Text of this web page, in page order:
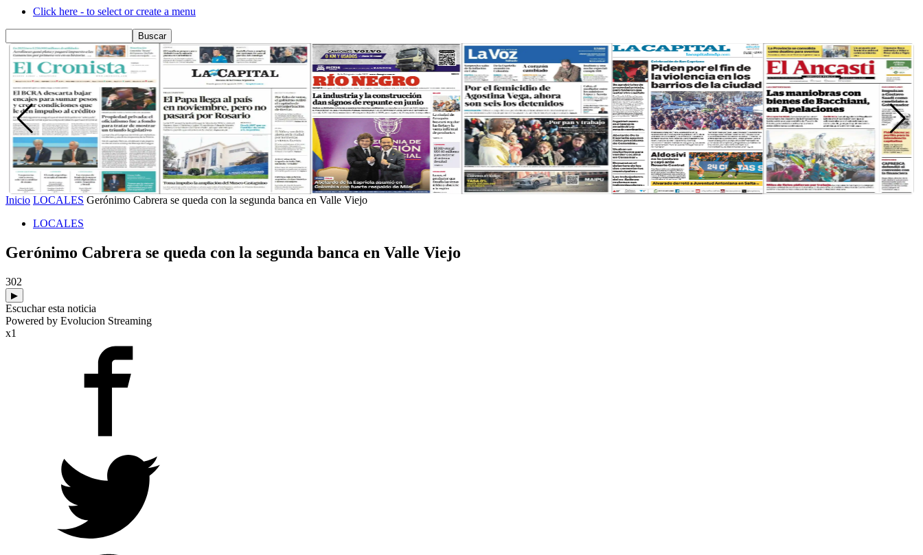
Click here - to select or create a menu
Inicio LOCALES Gerónimo Cabrera se queda con la segunda banca en Valle Viejo
LOCALES
Gerónimo Cabrera se queda con la segunda banca en Valle Viejo
302
▶
Escuchar esta noticia
Powered by Evolucion Streaming
x1